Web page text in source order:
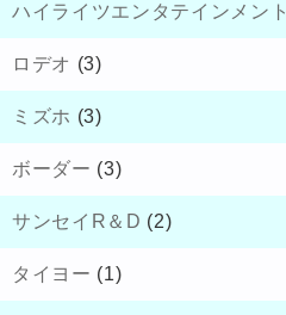
ハイライツエンタテインメント
ロデオ (3)
ミズホ (3)
ボーダー (3)
サンセイR＆D (2)
タイヨー (1)